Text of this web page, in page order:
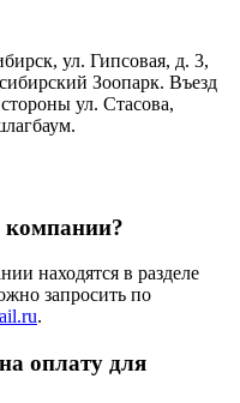
ул. Гипсовая, д. 3,
Зоопарк. Въезд
ул. Стасова,
компании?
находятся в разделе
запросить по
.
оплату для